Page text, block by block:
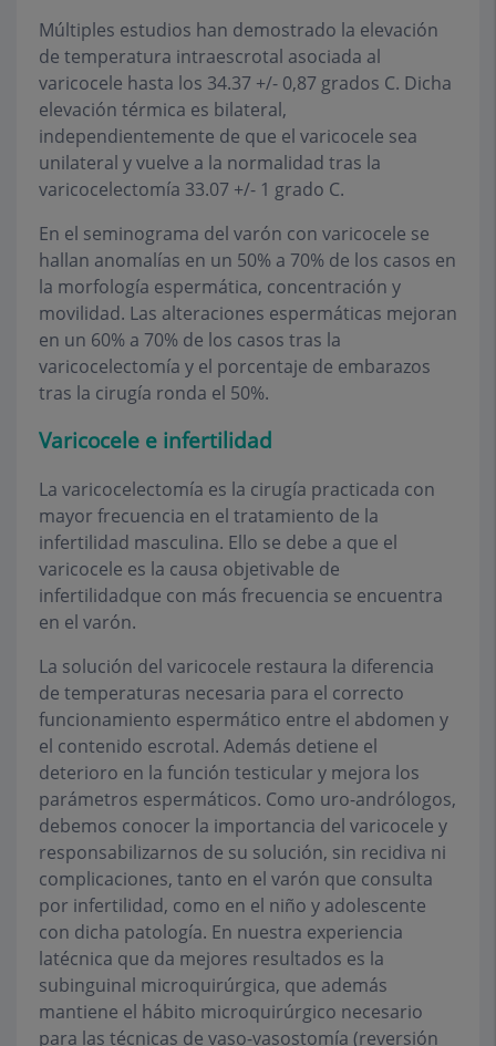
Múltiples estudios han demostrado la elevación
de temperatura intraescrotal asociada al
varicocele hasta los 34.37 +/- 0,87 grados C. Dicha
elevación térmica es bilateral,
independientemente de que el varicocele sea
unilateral y vuelve a la normalidad tras la
varicocelectomía 33.07 +/- 1 grado C.
En el seminograma del varón con varicocele se
hallan anomalías en un 50% a 70% de los casos en
la morfología espermática, concentración y
movilidad. Las alteraciones espermáticas mejoran
en un 60% a 70% de los casos tras la
varicocelectomía y el porcentaje de embarazos
tras la cirugía ronda el 50%.
Varicocele e infertilidad
La varicocelectomía es la cirugía practicada con
mayor frecuencia en el tratamiento de la
infertilidad masculina. Ello se debe a que el
varicocele es la causa objetivable de
infertilidadque con más frecuencia se encuentra
en el varón.
La solución del varicocele restaura la diferencia
de temperaturas necesaria para el correcto
funcionamiento espermático entre el abdomen y
el contenido escrotal. Además detiene el
deterioro en la función testicular y mejora los
parámetros espermáticos. Como uro-andrólogos,
debemos conocer la importancia del varicocele y
responsabilizarnos de su solución, sin recidiva ni
complicaciones, tanto en el varón que consulta
por infertilidad, como en el niño y adolescente
con dicha patología. En nuestra experiencia
latécnica que da mejores resultados es la
subinguinal microquirúrgica, que además
mantiene el hábito microquirúrgico necesario
para las técnicas de vaso-vasostomía (reversión